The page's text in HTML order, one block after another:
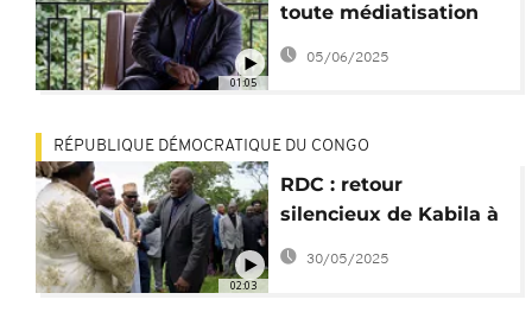
01:05
toute médiatisation
de Joseph Kabila
05/06/2025
02:03
RÉPUBLIQUE DÉMOCRATIQUE DU CONGO
RDC : retour
silencieux de Kabila à
Goma, espoir ou
30/05/2025